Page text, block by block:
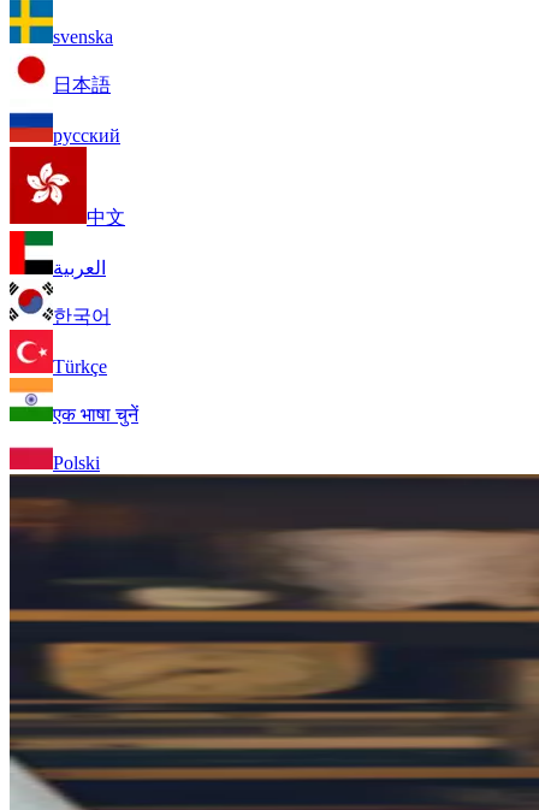
svenska
日本語
русский
中文
العربية
한국어
Türkçe
एक भाषा चुनें
Polski